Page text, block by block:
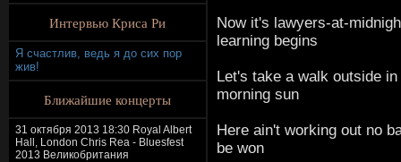
Интервью Криса Ри
Я счастлив, ведь я до сих пор
жив!
Ближайшие концерты
31 октября 2013 18:30 Royal Albert
Hall, London Chris Rea - Bluesfest
2013 Великобритания
Now it's lawyers-at-
learning begins
Let's take a walk outside in
morning sun
Here ain't working out no
be won